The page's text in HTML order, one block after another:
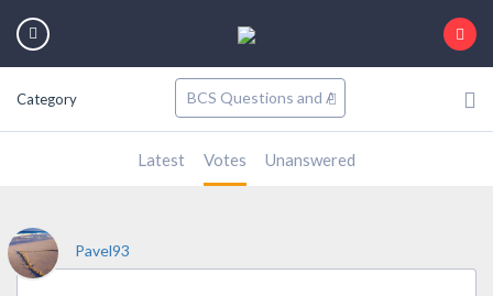
Category
Latest Votes Unanswered
Pavel93